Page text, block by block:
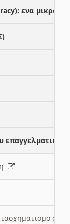
ενα μικρο